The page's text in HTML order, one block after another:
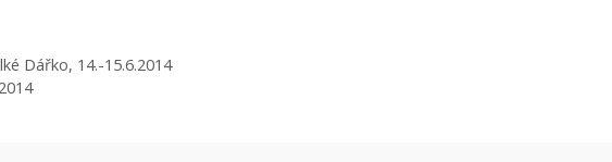
Dářko, 14.-15.6.2014